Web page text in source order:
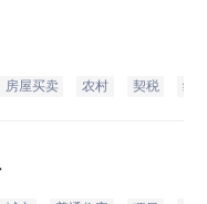
房屋买卖 农村 契税 缴